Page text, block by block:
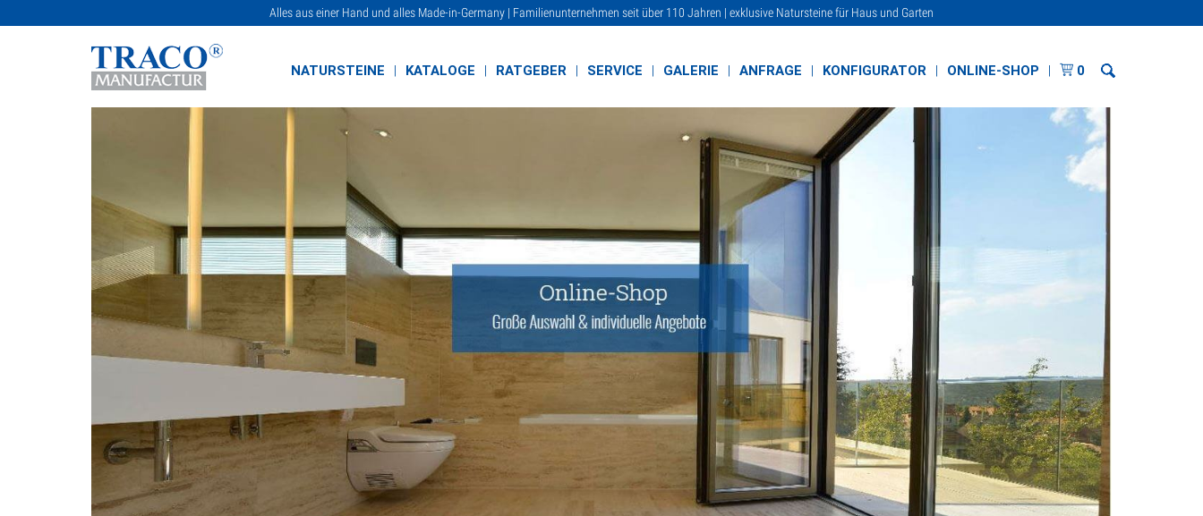
Alles aus einer Hand und alles Made-in-Germany | Familienunternehmen seit über 110 Jahren | exklusive Natursteine für Haus und Garten
NATURSTEINE KATALOGE RATGEBER SERVICE GALERIE ANFRAGE KONFIGURATOR ONLINE-SHOP 0